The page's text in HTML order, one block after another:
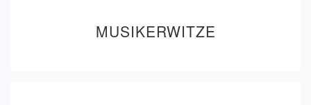
MUSIKERWITZE